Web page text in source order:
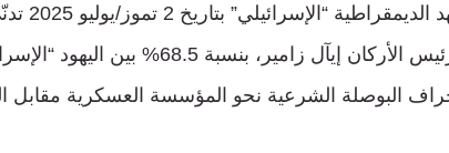
ويُظهر
مقارنةً بارتفاع الثقة برئيس الأركان إيآل
البوصلة الشرعية نحو المؤسسة العسكرية مقابل